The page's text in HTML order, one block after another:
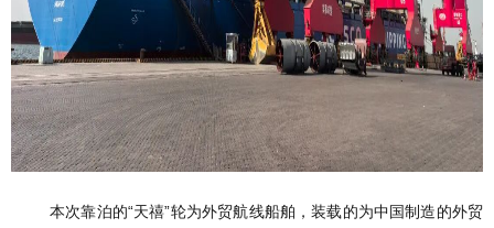
本次靠泊的“天禧”轮为外贸航线船舶，装载的为中国制造的外贸